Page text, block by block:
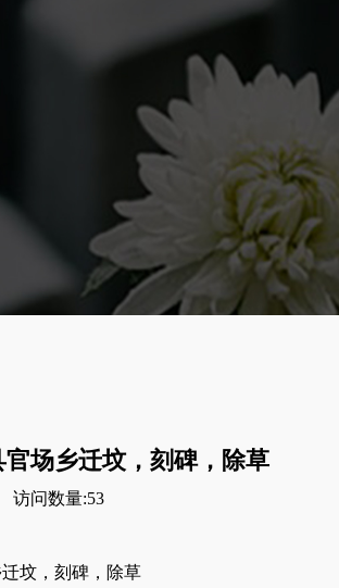
场乡迁坟，刻碑，除草
访问数量:53
坟，刻碑，除草